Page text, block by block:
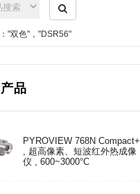
"双色"，"DSR56"
品
PYROVIEW 768N Compact+
, 超高像素、短波红外热成像
仪 , 600~3000°C